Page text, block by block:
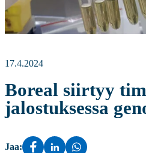
17.4.2024
Boreal siirtyy
jalostuksessa
Jaa: